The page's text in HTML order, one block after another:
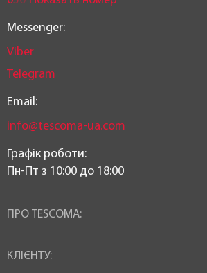
Messenger:
Viber
Telegram
Email:
info@tescoma-ua.com
Графік роботи:
Пн-Пт з 10:00 до 18:00
ПРО TESCOMA:
КЛІЄНТУ: